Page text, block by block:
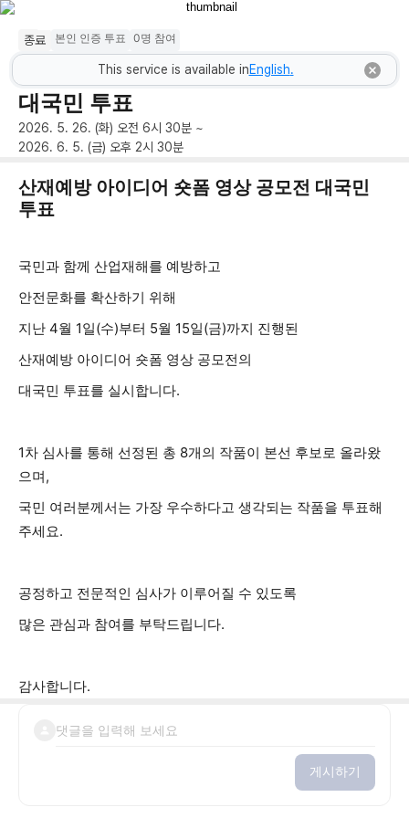
종료 본인 인증 투표 0명 참여
산재예방 아이디어 숏폼 영상 공모전
대국민 투표
2026. 5. 26. (화) 오전 6시 30분 ~
2026. 6. 5. (금) 오후 2시 30분
산재예방 아이디어 숏폼 영상 공모전 대국민
투표
국민과 함께 산업재해를 예방하고
안전문화를 확산하기 위해
지난 4월 1일(수)부터 5월 15일(금)까지 진행된
산재예방 아이디어 숏폼 영상 공모전의
대국민 투표를 실시합니다.
1차 심사를 통해 선정된 총 8개의 작품이 본선 후보로 올라왔
으며,
국민 여러분께서는 가장 우수하다고 생각되는 작품을 투표해
주세요.
공정하고 전문적인 심사가 이루어질 수 있도록
많은 관심과 참여를 부탁드립니다.
감사합니다.
게시하기
This service is available inEnglish.